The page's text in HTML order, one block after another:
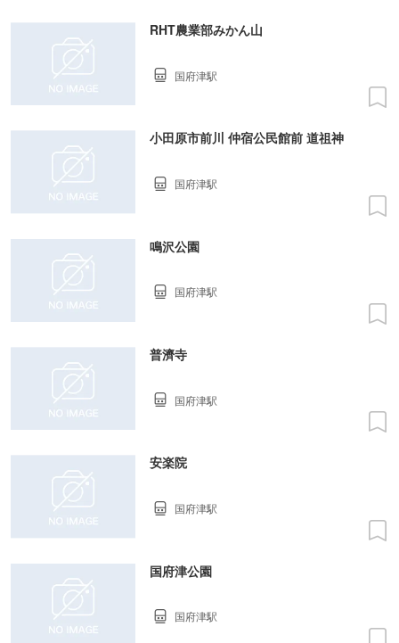
RHT農業部みかん山
国府津駅
小田原市前川 仲宿公民館前 道祖神
国府津駅
鳴沢公園
国府津駅
普濟寺
国府津駅
安楽院
国府津駅
国府津公園
国府津駅